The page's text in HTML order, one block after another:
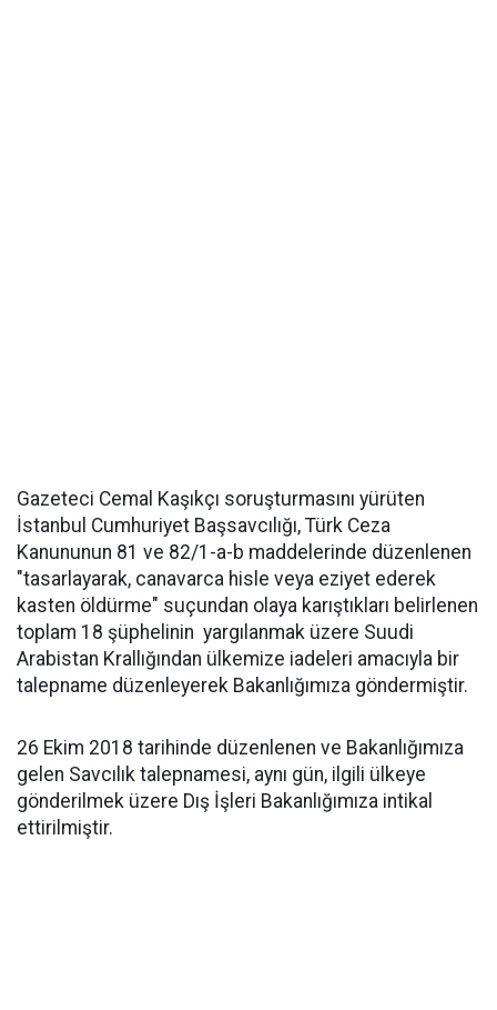
Gazeteci Cemal Kaşıkçı soruşturmasını yürüten
İstanbul Cumhuriyet Başsavcılığı, Türk Ceza
Kanununun 81 ve 82/1-a-b maddelerinde düzenlenen
"tasarlayarak, canavarca hisle veya eziyet ederek
kasten öldürme" suçundan olaya karıştıkları belirlenen
toplam 18 şüphelinin yargılanmak üzere Suudi
Arabistan Krallığından ülkemize iadeleri amacıyla bir
talepname düzenleyerek Bakanlığımıza göndermiştir.
26 Ekim 2018 tarihinde düzenlenen ve Bakanlığımıza
gelen Savcılık talepnamesi, aynı gün, ilgili ülkeye
gönderilmek üzere Dış İşleri Bakanlığımıza intikal
ettirilmiştir.